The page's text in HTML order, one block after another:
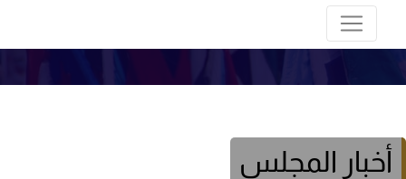
أخبار المجلس